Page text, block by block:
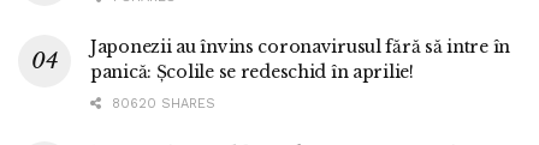
Japonezii au învins coronavirusul fără să intre în
panică: Școlile se redeschid în aprilie!
80620 SHARES